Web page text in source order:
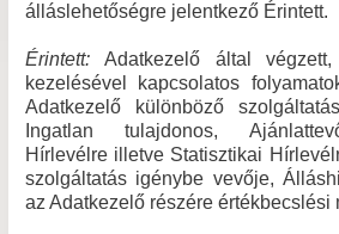
álláslehetőségre jelentkező Érintett.
Érintett: Adatkezelő által
kezelésével kapcsolatos
Adatkezelő különböző
Ingatlan tulajdonos,
Hírlevélre illetve Statisztikai
szolgáltatás igénybe vevője,
az Adatkezelő részére értékbecslési